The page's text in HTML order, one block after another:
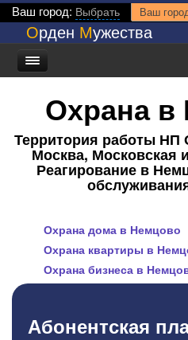
Ваш город: Выбрать Ваш
Орден Мужества
Охрана
Территория работы НП
Москва, Московская
Реагирование в
Охрана дома в Немцово
Охрана квартиры в
Охрана бизнеса в
Абонентская